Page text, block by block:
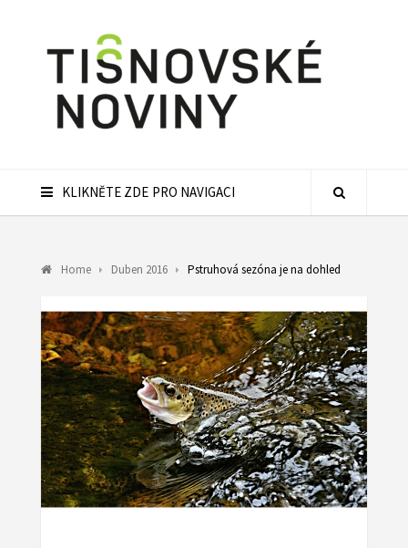
KLIKNĚTE ZDE PRO NAVIGACI
Home Duben 2016 Pstruhová sezóna je na dohled